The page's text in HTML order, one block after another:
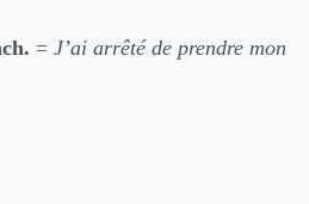
= J’ai arrêté de prendre mon